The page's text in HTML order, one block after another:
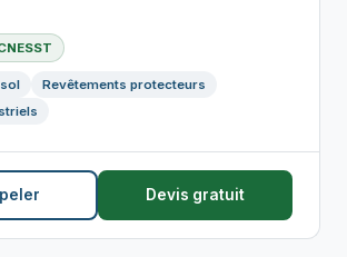
Revêtements protecteurs
Devis gratuit